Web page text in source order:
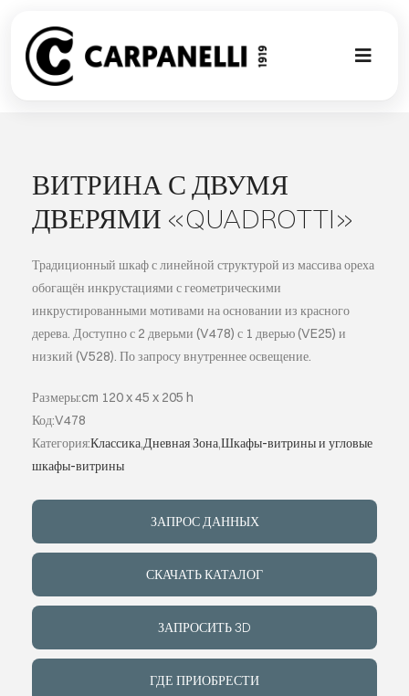
content
Toggle
СТИЛЕ
О
СОБЫТИЯ
ВИТРИНА С ДВУМЯ
ДВЕРЯМИ «QUADROTTI»
Традиционный шкаф с линейной структурой из массива ореха
обогащён инкрустациями с геометрическими
инкрустированными мотивами на основании из красного
дерева. Доступно с 2 дверьми (V478) с 1 дверью (VE25) и
низкий (V528). По запросу внутреннее освещение.
Размеры:cm 120 x 45 x 205 h
Код:V478
Категория:Классика,Дневная Зона,Шкафы-витрины и угловые
шкафы-витрины
ЗАПРОС ДАННЫХ
СКАЧАТЬ КАТАЛОГ
ЗАПРОСИТЬ 3D
ГДЕ ПРИОБРЕСТИ